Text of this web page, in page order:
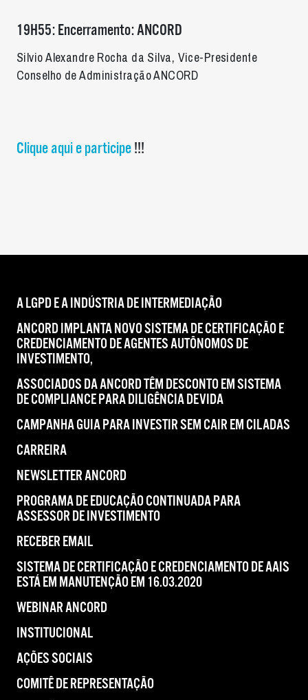
19H55: Encerramento: ANCORD
Silvio Alexandre Rocha da Silva, Vice-Presidente
Conselho de Administração ANCORD
Clique aqui e participe!!!
A LGPD E A INDÚSTRIA DE INTERMEDIAÇÃO
ANCORD IMPLANTA NOVO SISTEMA DE CERTIFICAÇÃO E
CREDENCIAMENTO DE AGENTES AUTÔNOMOS DE
INVESTIMENTO,
ASSOCIADOS DA ANCORD TÊM DESCONTO EM SISTEMA
DE COMPLIANCE PARA DILIGÊNCIA DEVIDA
CAMPANHA GUIA PARA INVESTIR SEM CAIR EM CILADAS
CARREIRA
NEWSLETTER ANCORD
PROGRAMA DE EDUCAÇÃO CONTINUADA PARA
ASSESSOR DE INVESTIMENTO
RECEBER EMAIL
SISTEMA DE CERTIFICAÇÃO E CREDENCIAMENTO DE AAIS
ESTÁ EM MANUTENÇÃO EM 16.03.2020
WEBINAR ANCORD
INSTITUCIONAL
AÇÕES SOCIAIS
COMITÊ DE REPRESENTAÇÃO